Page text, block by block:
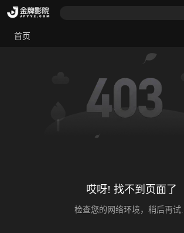
首页
哎呀! 找不到页面了
检查您的网络环境，稍后再试...